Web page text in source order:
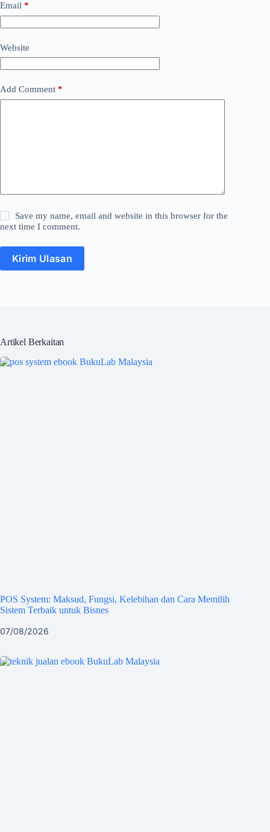
Email *
Website
Add Comment *
Save my name, email and website in this browser for the
next time I comment.
Kirim Ulasan
Artikel Berkaitan
POS System: Maksud, Fungsi, Kelebihan dan Cara Memilih
Sistem Terbaik untuk Bisnes
07/08/2026